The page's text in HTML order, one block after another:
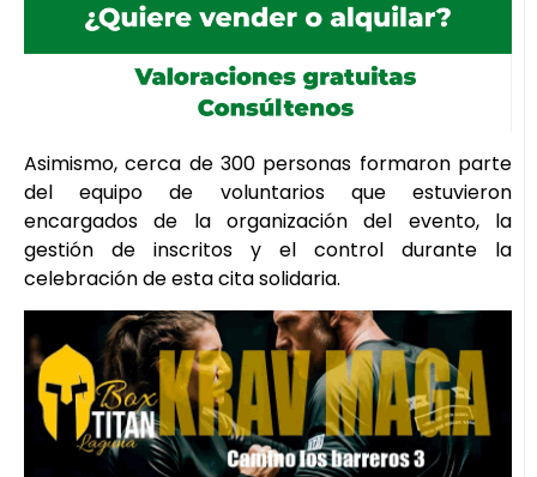
Asimismo, cerca de 300 personas formaron parte
del equipo de voluntarios que estuvieron
encargados de la organización del evento, la
gestión de inscritos y el control durante la
celebración de esta cita solidaria.